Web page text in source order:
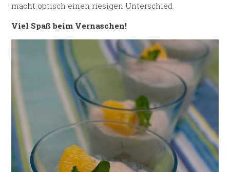
macht optisch einen riesigen Unterschied.
Viel Spaß beim Vernaschen!